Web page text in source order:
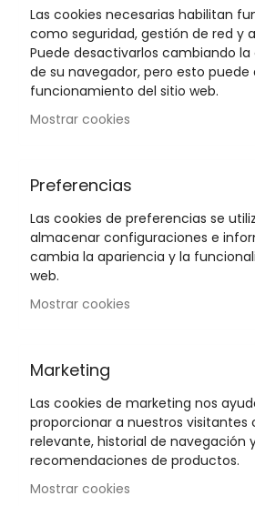
PRODUCTOS
Marcas
Oportunidad!
Las cookies necesarias habilitan
como seguridad, gestión de red y
Puede desactivarlos cambiando
de su navegador, pero esto
funcionamiento del sitio web.
Mostrar cookies
Preferencias
Las cookies de preferencias se
almacenar configuraciones e
cambia la apariencia y la
web.
Mostrar cookies
Marketing
Las cookies de marketing nos
proporcionar a nuestros visitantes
relevante, historial de navegación
recomendaciones de productos.
Mostrar cookies